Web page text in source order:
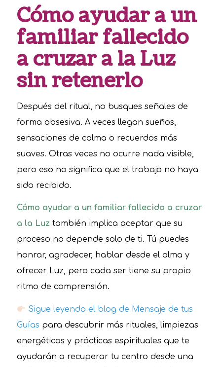
Cómo ayudar a un
familiar fallecido
a cruzar a la Luz
sin retenerlo
Después del ritual, no busques señales de
forma obsesiva. A veces llegan sueños,
sensaciones de calma o recuerdos más
suaves. Otras veces no ocurre nada visible,
pero eso no significa que el trabajo no haya
sido recibido.
Cómo ayudar a un familiar fallecido a cruzar
a la Luz también implica aceptar que su
proceso no depende solo de ti. Tú puedes
honrar, agradecer, hablar desde el alma y
ofrecer Luz, pero cada ser tiene su propio
ritmo de comprensión.
Sigue leyendo el blog de Mensaje de tus
Guías para descubrir más rituales, limpiezas
energéticas y prácticas espirituales que te
ayudarán a recuperar tu centro desde una